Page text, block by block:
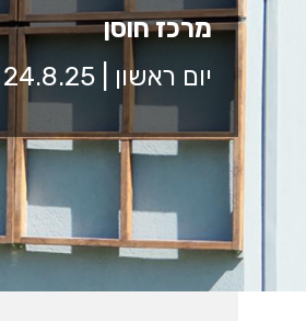
מרכז חוסן
יום ראשון | 24.8.25 | 12:00 - 13:30 | הקרנף, בניין 4